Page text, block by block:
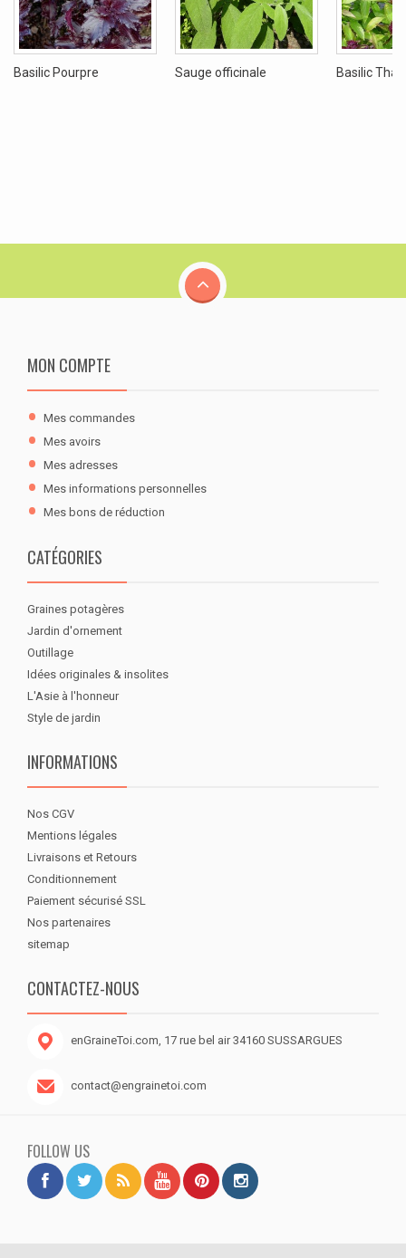
Basilic Pourpre Sauge officinale Basilic Thai
MON COMPTE
Mes commandes
Mes avoirs
Mes adresses
Mes informations personnelles
Mes bons de réduction
CATÉGORIES
Graines potagères
Jardin d'ornement
Outillage
Idées originales & insolites
L'Asie à l'honneur
Style de jardin
INFORMATIONS
Nos CGV
Mentions légales
Livraisons et Retours
Conditionnement
Paiement sécurisé SSL
Nos partenaires
sitemap
CONTACTEZ-NOUS
enGraineToi.com, 17 rue bel air 34160 SUSSARGUES
contact@engrainetoi.com
FOLLOW US